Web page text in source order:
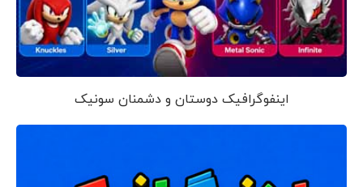
اینفوگرافیک دوستان و دشمنان سونیک